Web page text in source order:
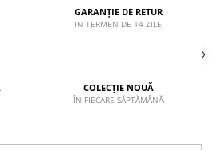
GARANȚIE DE RETUR
IN TERMEN DE 14 ZILE
COLECȚIE NOUĂ
ÎN FIECARE SĂPTĂMÂNĂ